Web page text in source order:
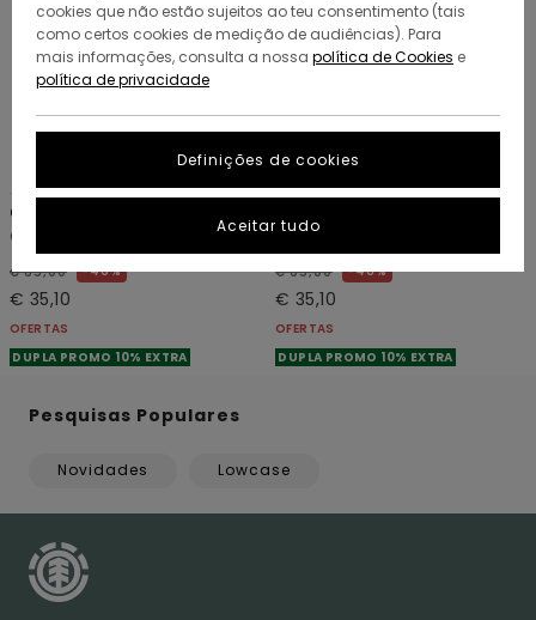
RECYCLED
Cornell 3.0
Camisola pulôver Roxo Mulher
€ 65,00 46%
€ 35,10
OFERTAS
DUPLA PROMO 10% EXTRA
Camisola pulôver Bege Mulher
€ 65,00 46%
€ 35,10
OFERTAS
DUPLA PROMO 10% EXTRA
Pesquisas Populares
Novidades Lowcase
cookies que não estão sujeitos ao teu consentimento (tais
como certos cookies de medição de audiências). Para
mais informações, consulta a nossa política de Cookies e
política de privacidade
Definições de cookies
Aceitar tudo